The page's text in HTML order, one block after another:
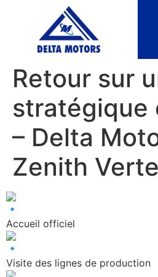
Retour sur
stratégique
– Delta
Zenith
Accueil officiel
Visite des lignes de production